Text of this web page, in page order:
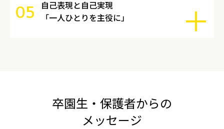
05
自己表現と自己実現
「一人ひとりを主役に」
卒園生・保護者からの
メッセージ